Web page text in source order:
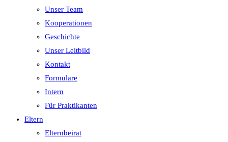
Unser Team
Kooperationen
Geschichte
Unser Leitbild
Kontakt
Formulare
Intern
Für Praktikanten
Eltern
Elternbeirat